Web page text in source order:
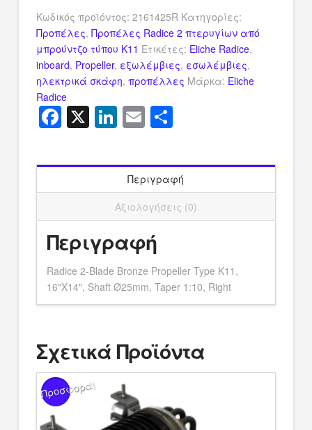
Κωδικός προϊόντος: 2161425R Κατηγορίες:
Προπέλες, Προπέλες Radice 2 πτερυγίων από
μπρούντζο τύπου K11 Ετικέτες: Eliche Radice,
inboard, Propeller, εξωλέμβιες, εσωλέμβιες,
ηλεκτρικά σκάφη, προπέλλες Μάρκα: Eliche
Radice
Facebook
X LinkedIn
Email
Περιγραφή
Αξιολογήσεις (0)
Περιγραφή
Radice 2-Blade Bronze Propeller Type K11,
16″X14″, Shaft Ø25mm, Taper 1:10, Right
Σχετικά Προϊόντα
Προσφορά!